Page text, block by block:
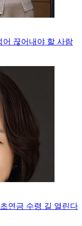
끊어내야 할 사람
연금 수령 길 열린다